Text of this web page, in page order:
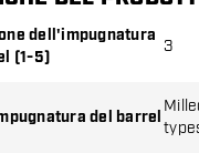
(1-5)
3
del barrel